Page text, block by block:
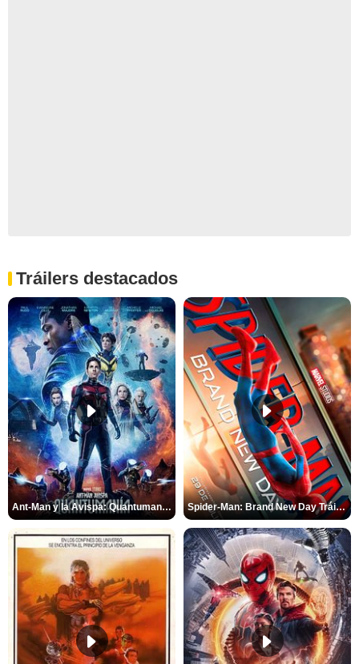
Tráilers destacados
Ant-Man y la Avispa: Quantumanía Tráiler (2) Spider-Man: Brand New Day Tráiler (3)